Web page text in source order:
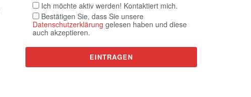
Ich möchte aktiv werden! Kontaktiert mich.
Bestätigen Sie, dass Sie unsere
Datenschutzerklärung gelesen haben und diese
auch akzeptieren.